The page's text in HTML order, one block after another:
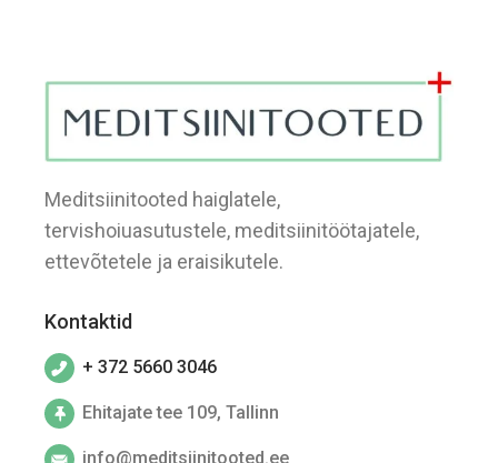
Meditsiinitooted haiglatele,
tervishoiuasutustele, meditsiinitöötajatele,
ettevõtetele ja eraisikutele.
Kontaktid
+ 372 5660 3046
Ehitajate tee 109, Tallinn
info@meditsiinitooted.ee